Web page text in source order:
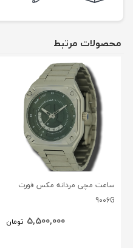
محصولات مرتبط
ساعت مچی مردانه مکس فورت
9006G
5,500,000 تومان